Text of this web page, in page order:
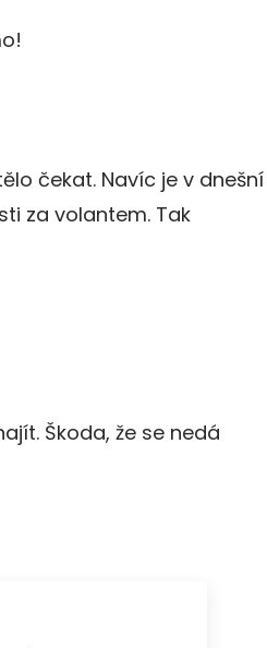
čekat. Navíc je v dnešní
za volantem. Tak
Škoda, že se nedá